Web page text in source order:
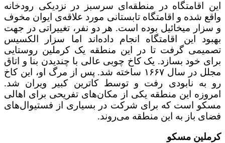
این اقامتگاه در منطقه‌ای سرسبز در نزدیکی رودخانه
واقع شده و اقامتگاه تابستانی مورد علاقه‌ی ایوان مخوف
و سزار میخائیل بوده است. هر دو نفر، تغییراتی در جهت
بهبود این اقامتگاه انجام داده‌اند اما سزار الکسیس
تصمیمی گرفت تا در این منطقه یک کرملین روستایی
برای خود بسازد. یک کاخ چوبی عالی با چندیدن بنا و اتاق
مجلل در سال ۱۶۶۷ ساخته شد. پس از مرگ او، این کاخ
رو به نابودی رفت و توسط کاترین کبیر ویران شد.
امروزه این منطقه یکی از مکان‌های تفریحی برای اهالی
مسکو است که برای شرکت در بسیاری از فستیوال‌های
فضای باز به این منطقه می‌روند.
کرملین مسکو